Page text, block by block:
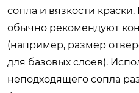
сопла и вязкости
обычно рекомендуют
(например, размер
для базовых слоев).
неподходящего сопла